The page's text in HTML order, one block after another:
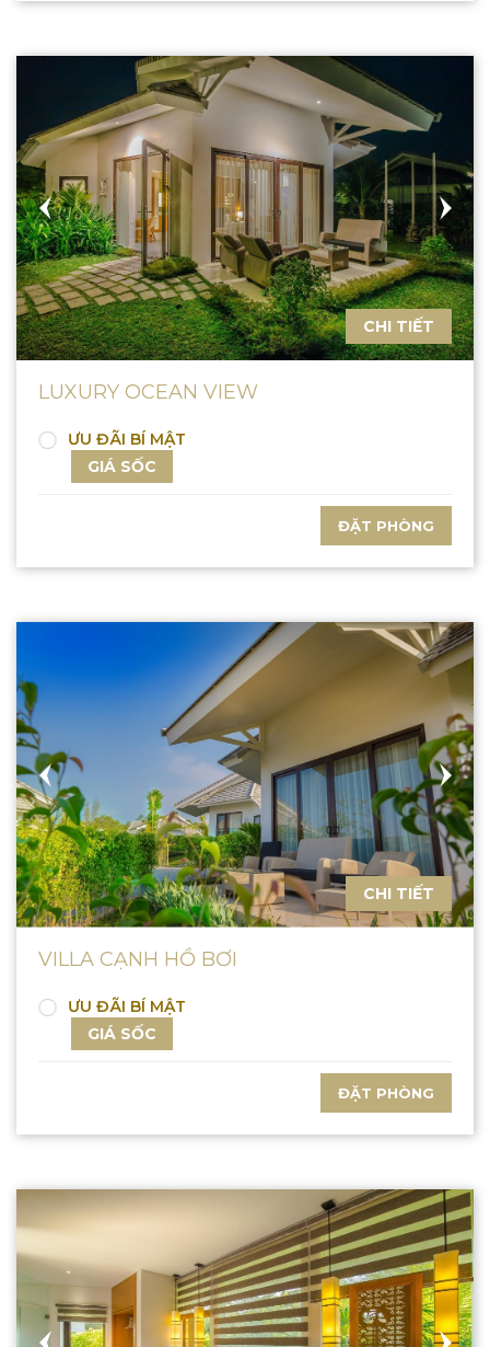
CHI TIẾT
LUXURY OCEAN VIEW
ƯU ĐÃI BÍ MẬT
GIÁ SỐC
ĐẶT PHÒNG
CHI TIẾT
VILLA CẠNH HỒ BƠI
ƯU ĐÃI BÍ MẬT
GIÁ SỐC
ĐẶT PHÒNG